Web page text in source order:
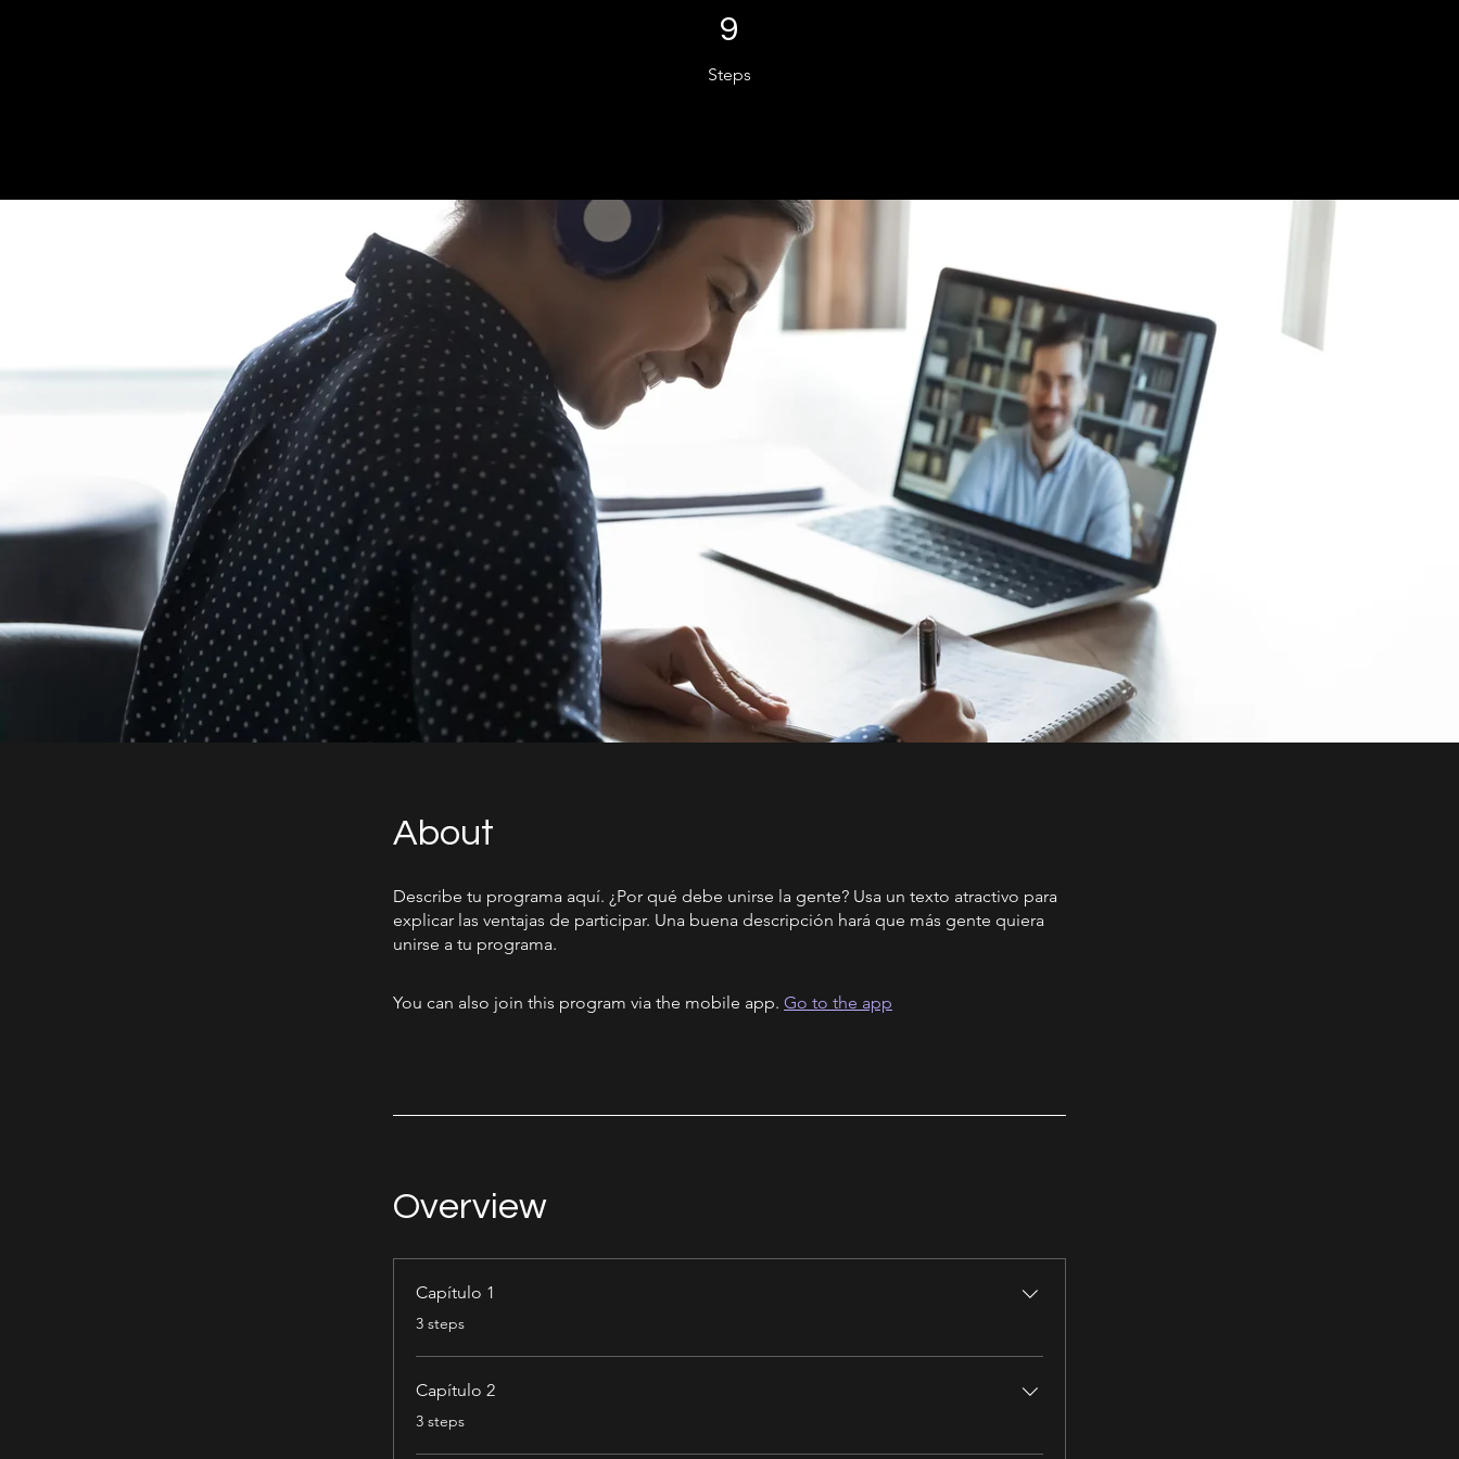
9
Steps
About
Describe tu programa aquí. ¿Por qué debe unirse la gente? Usa un texto atractivo para
explicar las ventajas de participar. Una buena descripción hará que más gente quiera
unirse a tu programa.
You can also join this program via the mobile app. Go to the app
Overview
Capítulo 1
.
3 steps
Capítulo 2
.
3 steps